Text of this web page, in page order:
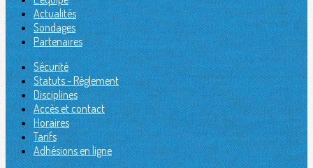
Actualités
Sondages
Partenaires
Sécurité
Statuts - Réglement
Disciplines
Accès et contact
Horaires
Tarifs
Adhésions en ligne